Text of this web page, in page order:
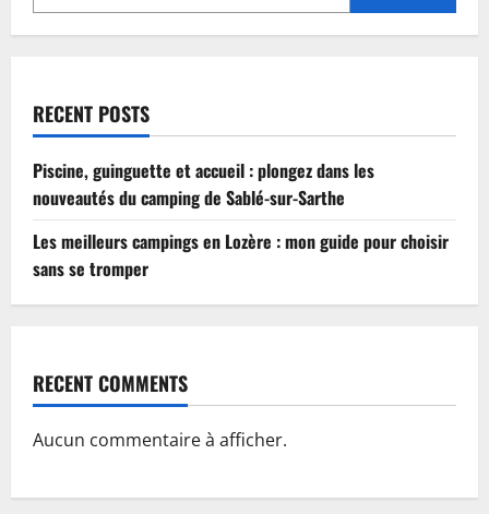
choisir
sans
RECENT POSTS
Piscine, guinguette et accueil : plongez dans les
nouveautés du camping de Sablé-sur-Sarthe
Les meilleurs campings en Lozère : mon guide pour choisir
sans se tromper
RECENT COMMENTS
Aucun commentaire à afficher.